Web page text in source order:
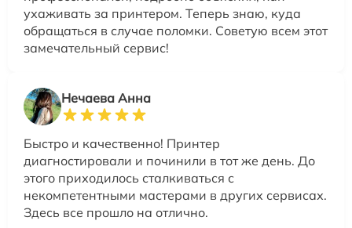
ухаживать за принтером. Теперь знаю, куда
обращаться в случае поломки. Советую всем этот
замечательный сервис!
Нечаева Анна
Быстро и качественно! Принтер
диагностировали и починили в тот же день. До
этого приходилось сталкиваться с
некомпетентными мастерами в других сервисах.
Здесь все прошло на отлично.